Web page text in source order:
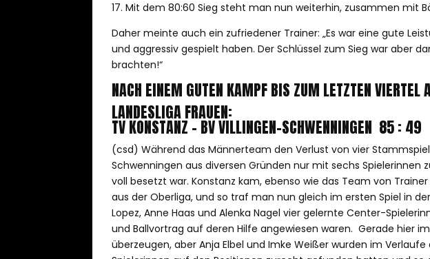
17. Mit dem 80:60 Sieg steht man nun weiterhin, zusammen mit
Daher meinte auch ein zufriedener Trainer: „Es war eine gute
und aggressiv gespielt haben. Der Schlüssel zum Sieg war aber
brachten!“
NACH EINEM GUTEN KAMPF BIS ZUM LETZTEN VIERTEL
LANDESLIGA FRAUEN:
TV KONSTANZ – BV VILLINGEN-SCHWENNINGEN 85 : 49
(csd) Während das Männerteam den Verlust von vier
Schwenningen aus diversen Gründen nur mit sechs
voll besetzt war. Konstanz kam, ebenso wie das Team von
aus der Oberliga, und so traf man nun gleich im ersten Spiel in
Lopez, Anne Haas und Alenka Nagel vier gelernte Center-
und Ballvortrag auf deren Hilfe angewiesen waren. Gerade hier
überzeugen, aber Anja Elbel und Imke Weißer wurden im